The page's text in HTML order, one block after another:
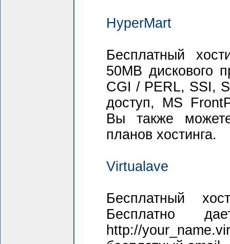
HyperMart
Бесплатный
50MB дискового
CGI / PERL, SSI,
доступ, MS
Вы также
планов хостинга.
Virtualave
Бесплатный
Бесплатно
http://